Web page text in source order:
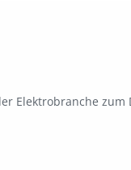
Elektrobranche zum